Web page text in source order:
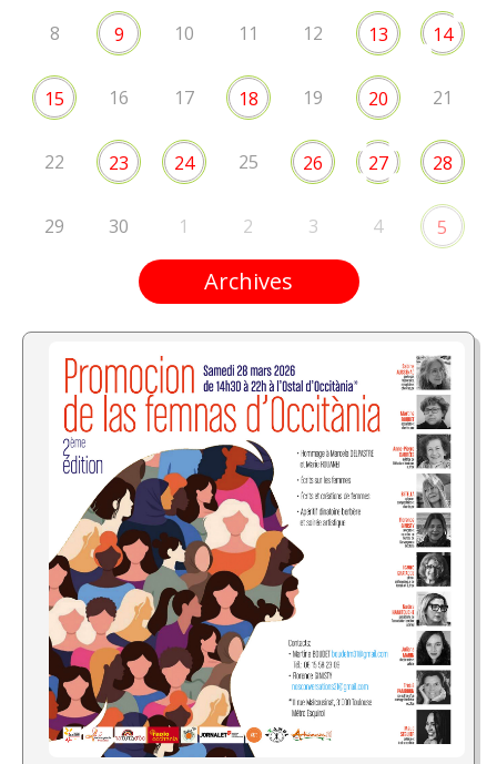
8 9 10 11 12 13 14
15 16 17 18 19 20 21
22 23 24 25 26 27 28
29 30 1 2 3 4 5
Archives